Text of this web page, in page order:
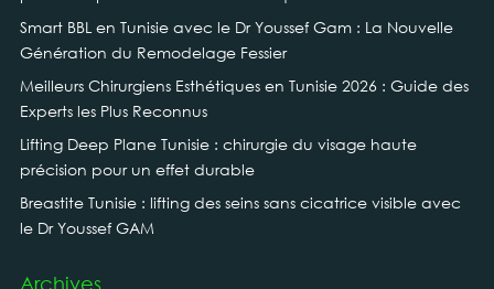
Smart BBL en Tunisie avec le Dr Youssef Gam : La Nouvelle
Génération du Remodelage Fessier
Meilleurs Chirurgiens Esthétiques en Tunisie 2026 : Guide des
Experts les Plus Reconnus
Lifting Deep Plane Tunisie : chirurgie du visage haute
précision pour un effet durable
Breastite Tunisie : lifting des seins sans cicatrice visible avec
le Dr Youssef GAM
Archives